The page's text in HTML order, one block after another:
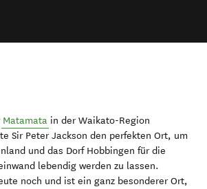
Matamata in der Waikato-Region
Sir Peter Jackson den perfekten Ort, um
und das Dorf Hobbingen für die
lebendig werden zu lassen.
noch und ist ein ganz besonderer Ort,